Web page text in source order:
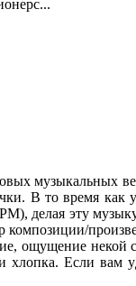
музыкальных
В то время как
делая эту
композиции/
ощyщение некой
Если вам